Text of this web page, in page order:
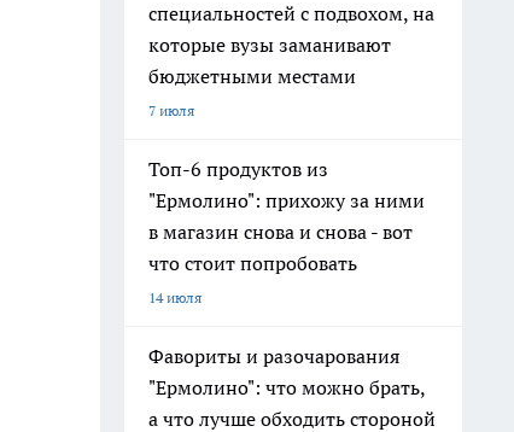
специальностей с подвохом, на
которые вузы заманивают
бюджетными местами
7 июля
Топ-6 продуктов из
"Ермолино": прихожу за ними
в магазин снова и снова - вот
что стоит попробовать
14 июля
Фавориты и разочарования
"Ермолино": что можно брать,
а что лучше обходить стороной